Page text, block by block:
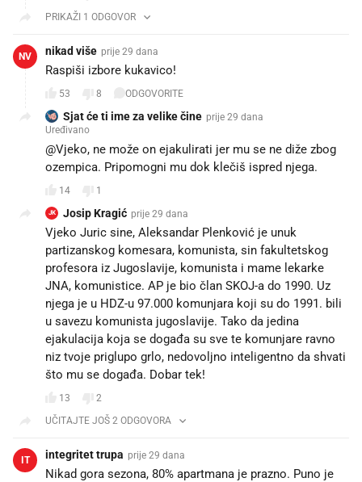
PRIKAŽI 1 ODGOVOR
NV nikad više prije 29 dana
Raspiši izbore kukavico!
53 8 ODGOVORITE
Sjat će ti ime za velike čine prije 29 dana
Uređivano
@Vjeko, ne može on ejakulirati jer mu se ne diže zbog
ozempica. Pripomogni mu dok klečiš ispred njega.
14 1
JK Josip Kragić prije 29 dana
Vjeko Juric sine, Aleksandar Plenković je unuk
partizanskog komesara, komunista, sin fakultetskog
profesora iz Jugoslavije, komunista i mame lekarke
JNA, komunistice. AP je bio član SKOJ-a do 1990. Uz
njega je u HDZ-u 97.000 komunjara koji su do 1991. bili
u savezu komunista jugoslavije. Tako da jedina
ejakulacija koja se događa su sve te komunjare ravno
niz tvoje priglupo grlo, nedovoljno inteligentno da shvati
što mu se događa. Dobar tek! 😘
13
2
UČITAJTE JOŠ 2 ODGOVORA
IT integritet trupa prije 29 dana
Nikad gora sezona, 80% apartmana je prazno. Puno je